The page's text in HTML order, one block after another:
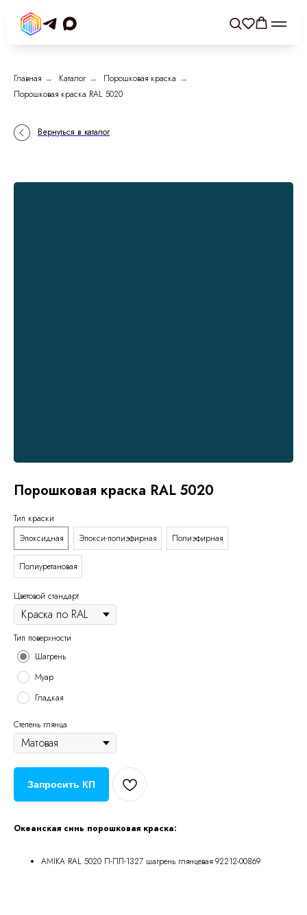
Главная → Каталог → Порошковая краска →
Порошковая краска RAL 5020
Вернуться в каталог
Порошковая краска RAL 5020
Тип краски
Эпоксидная
Эпокси-полиэфирная Полиэфирная
Полиуретановая
Цветовой стандарт
Тип поверхности
Шагрень
Муар
Гладкая
Степень глянца
Запросить КП
Океанская синь порошковая краска:
AMIKA RAL 5020 П-ПЛ-1327 шагрень глянцевая 92212-00869